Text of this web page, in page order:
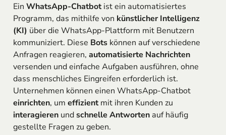
Ein WhatsApp-Chatbotist ein automatisiertes
Programm, das mithilfe von künstlicher Intelligenz
(KI) über die WhatsApp-Plattform mit Benutzern
kommuniziert. Diese Botskönnen auf verschiedene
Anfragen reagieren, automatisierte Nachrichten
versenden und einfache Aufgaben ausführen, ohne
dass menschliches Eingreifen erforderlich ist.
Unternehmen können einen WhatsApp-Chatbot
einrichten, um effizientmit ihren Kunden zu
interagierenundschnelle Antwortenauf häufig
gestellte Fragen zu geben.